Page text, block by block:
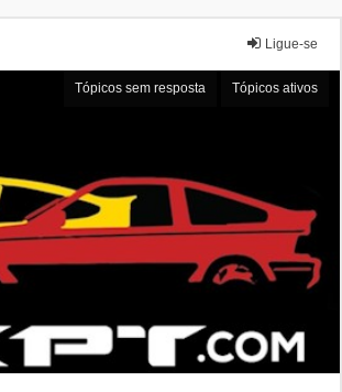
Ligue-se
Tópicos sem resposta Tópicos ativos